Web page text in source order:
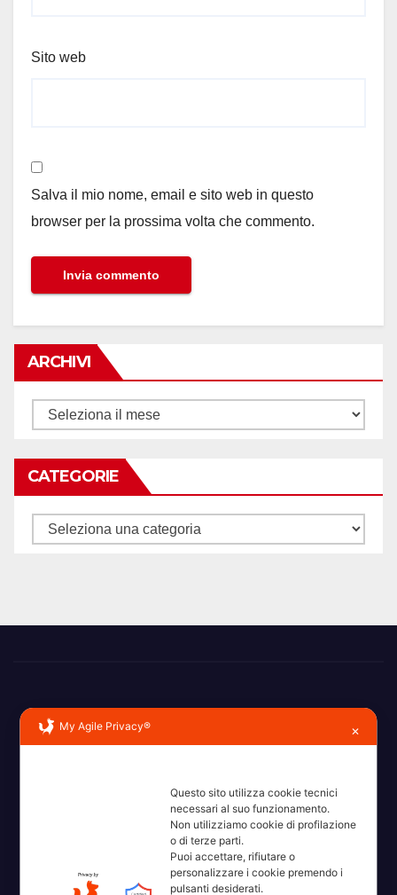
Sito web
Salva il mio nome, email e sito web in questo
browser per la prossima volta che commento.
ARCHIVI
Archivi
CATEGORIE
Categorie
ricorda la domanda.
My Agile Privacy® ✕
Questo sito utilizza cookie tecnici
necessari al suo funzionamento.
Non utilizziamo cookie di profilazione
o di terze parti.
Puoi accettare, rifiutare o
personalizzare i cookie premendo i
pulsanti desiderati.